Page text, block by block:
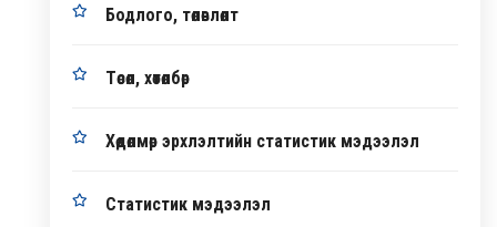
Бодлого, төлөвлөлт
Төсөл, хөтөлбөр
Хөдөлмөр эрхлэлтийн статистик мэдээлэл
Статистик мэдээлэл